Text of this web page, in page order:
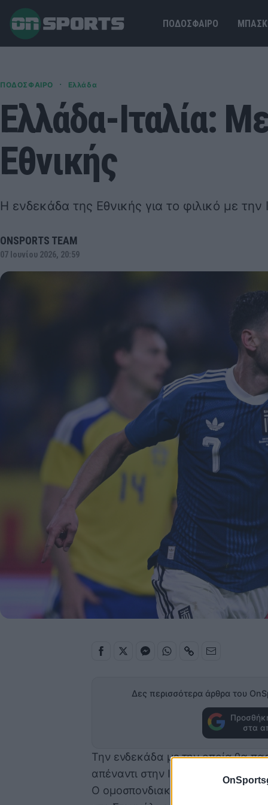
ΠΟΔΟΣΦΑΙΡΟ
ΠΟΔΟΣΦΑΙΡΟ · Ελλάδα
Ελλάδα-Ιταλία:
Εθνικής
Η ενδεκάδα της Εθνικής για το φιλικό με την
ONSPORTS TEAM
07 Ιουνίου 2026, 20:59
Δες περισσότερα άρθρα του
στα
Την ενδεκάδα με την οποία θα
απέναντι στην Ιταλία ανακοίνωσε
Ο ομοσπονδιακός τεχνικός